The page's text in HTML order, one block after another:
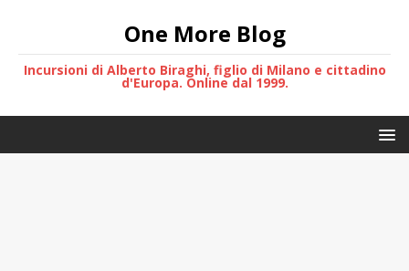
One More Blog
Incursioni di Alberto Biraghi, figlio di Milano e cittadino
d'Europa. Online dal 1999.